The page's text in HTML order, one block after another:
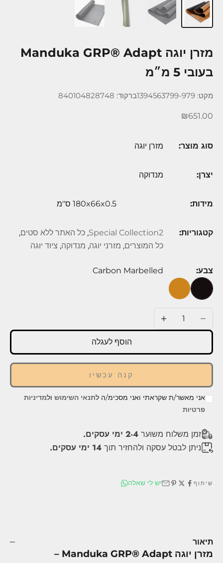
מזרן יוגה Manduka GRP® Adapt
בעובי 5 מ״מ
מקט: 1394563799-979 ברקוד: 840104828748
מחיר מבצע
₪651.00
סוג מוצר: מזרן יוגה
יצרן: מנדוקה
מידות: 180x66x0.5 ס''מ
קטגוריות: Special Collection2
, כל האתר ללא סטים,
כל המוצרים, מזרני יוגה, מנדוקה, ציוד יוגה
צבע: Carbon Marbelled
Carbon Marbelled
Terracota
הוסף לעגלה
הוסף לעגלה
קנה עכשיו
אני מאשר/ת שקראתי ואני מסכימ/ה לתנאי השימוש ולמדיניות
פרטיות
זמן משלוח משוער 2-4 ימי עסקים.
ניתן לבטל עסקה ולהחזיר תוך 14 ימי עסקים.
שיתוף יש לי שאלה
תיאור
מזרן יוגה Manduka GRP® Adapt –